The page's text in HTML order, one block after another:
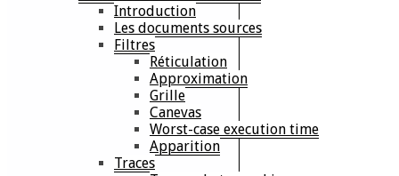
Introduction
Les documents sources
Filtres
Réticulation
Approximation
Grille
Canevas
Worst-case execution time
Apparition
Traces